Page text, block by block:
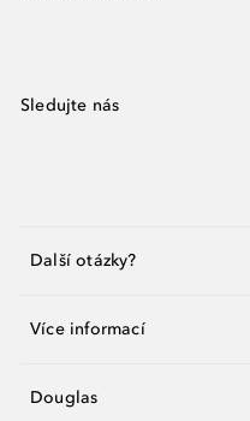
Sledujte nás
Další otázky?
Více informací
Douglas